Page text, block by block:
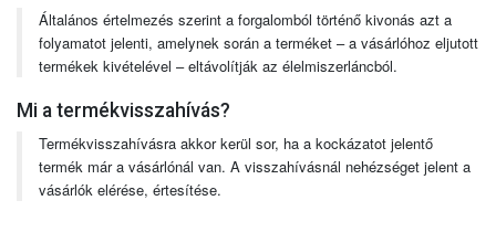
Általános értelmezés szerint a forgalomból történő kivonás azt a
folyamatot jelenti, amelynek során a terméket – a vásárlóhoz eljutott
termékek kivételével – eltávolítják az élelmiszerláncból.
Mi a termékvisszahívás?
Termékvisszahívásra akkor kerül sor, ha a kockázatot jelentő
termék már a vásárlónál van. A visszahívásnál nehézséget jelent a
vásárlók elérése, értesítése.